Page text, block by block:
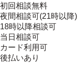
初回相談無料
夜間相談可(21時以降)
18時以降相談可
当日相談可
カード利用可
後払いあり